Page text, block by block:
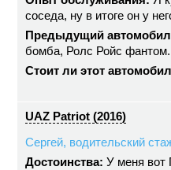
соседа, ну в итоге он у
Предыдущий
бомба, Ролс Ройс фантом.
Стоит ли этот
UAZ Patriot (2016)
Сергей, водительский
Достоинства: У меня вот